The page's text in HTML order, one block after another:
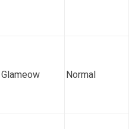
Glameow Normal